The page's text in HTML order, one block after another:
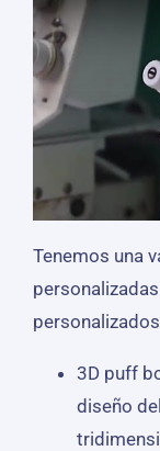
Tenemos una
3D puff
diseño